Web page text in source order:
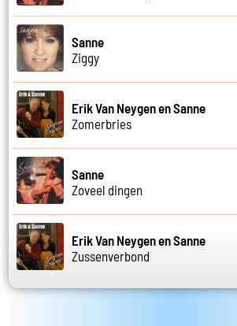
Sanne
Ziggy
Erik Van Neygen en Sanne
Zomerbries
Sanne
Zoveel dingen
Erik Van Neygen en Sanne
Zussenverbond